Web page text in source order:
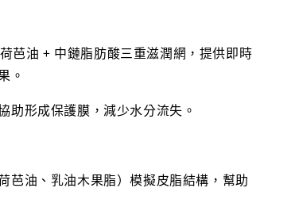
芭油 + 中鏈脂肪酸三重滋潤網，提供即時
。
助形成保護膜，減少水分流失。
芭油、乳油木果脂）模擬皮脂結構，幫助